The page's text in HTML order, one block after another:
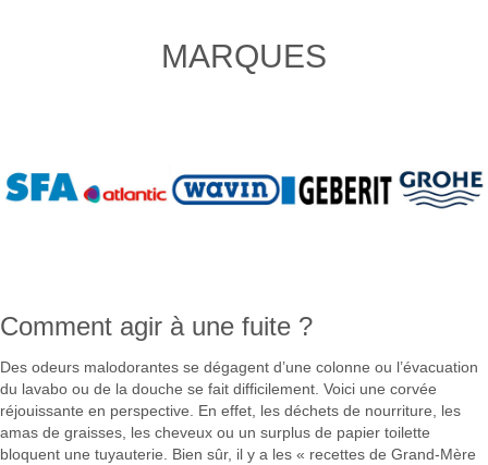
MARQUES
Comment agir à une fuite ?
Des odeurs malodorantes se dégagent d’une colonne ou l’évacuation
du lavabo ou de la douche se fait difficilement. Voici une corvée
réjouissante en perspective. En effet, les déchets de nourriture, les
amas de graisses, les cheveux ou un surplus de papier toilette
bloquent une tuyauterie. Bien sûr, il y a les « recettes de Grand-Mère